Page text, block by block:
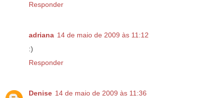
Responder
adriana 14 de maio de 2009 às 11:12
:)
Responder
Denise 14 de maio de 2009 às 11:36